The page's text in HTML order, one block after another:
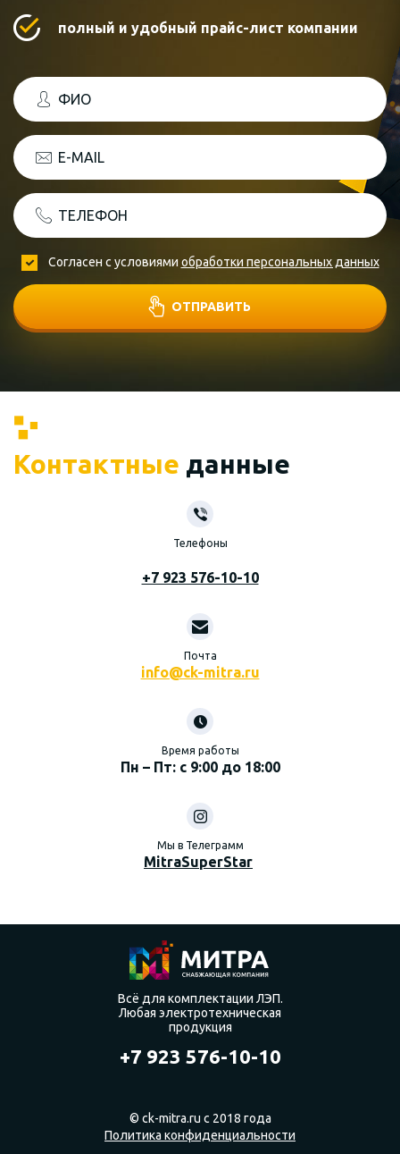
полный и удобный прайс-лист компании
ФИО
E-MAIL
ТЕЛЕФОН
Согласен с условиями обработки персональных данных
ОТПРАВИТЬ
Контактные данные
Телефоны
+7 923 576-10-10
Почта
info@ck-mitra.ru
Время работы
Пн – Пт: с 9:00 до 18:00
Мы в Телеграмм
MitraSuperStar
Всё для комплектации ЛЭП.
Любая электротехническая
продукция
+7 923 576-10-10
© ck-mitra.ru с 2018 года
Политика конфиденциальности